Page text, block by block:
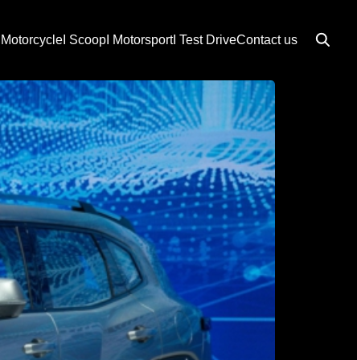
I Motorcycle I Scoop I MotorsportI Test DriveContact us